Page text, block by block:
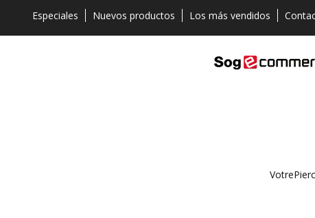
Especiales Nuevos productos Los más vendidos